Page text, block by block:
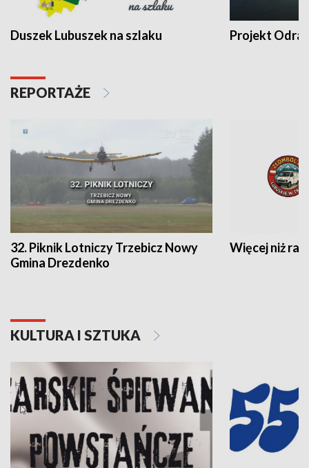
Duszek Lubuszek na szlaku Projekt Odra
REPORTAŻE
32. Piknik Lotniczy Trzebicz Nowy
Gmina Drezdenko
Więcej niż rajd
KULTURA I SZTUKA